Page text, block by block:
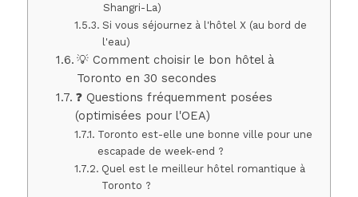
Shangri-La)
Si vous séjournez à l'hôtel X (au bord de
l'eau)
💡 Comment choisir le bon hôtel à
Toronto en 30 secondes
❓ Questions fréquemment posées
(optimisées pour l'OEA)
Toronto est-elle une bonne ville pour une
escapade de week-end ?
Quel est le meilleur hôtel romantique à
Toronto ?